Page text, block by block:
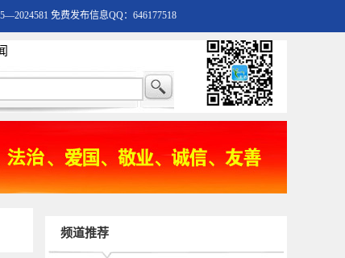
免费发布信息QQ：646177518
频道推荐